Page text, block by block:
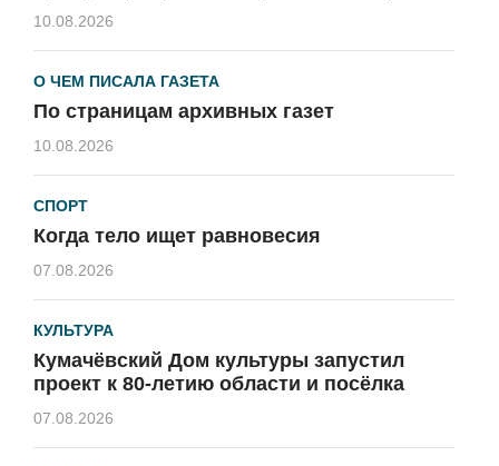
10.08.2026
О ЧЕМ ПИСАЛА ГАЗЕТА
По страницам архивных газет
10.08.2026
СПОРТ
Когда тело ищет равновесия
07.08.2026
КУЛЬТУРА
Кумачёвский Дом культуры запустил
проект к 80-летию области и посёлка
07.08.2026